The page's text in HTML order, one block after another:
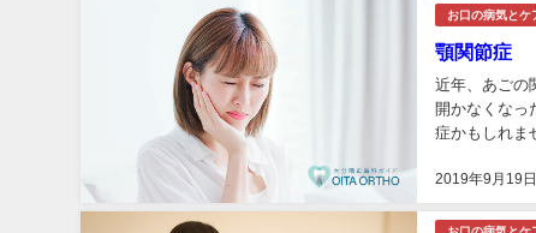
お口の病気とケ
顎関節症
2019年9月19日
近年、あごの
開かなくなっ
症かもしれま